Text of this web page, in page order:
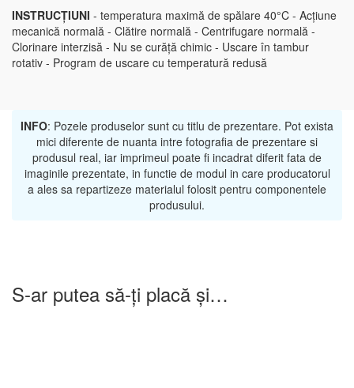
INSTRUCȚIUNI - temperatura maximă de spălare 40°C - Acțiune
mecanică normală - Clătire normală - Centrifugare normală -
Clorinare interzisă - Nu se curăță chimic - Uscare în tambur
rotativ - Program de uscare cu temperatură redusă
INFO: Pozele produselor sunt cu titlu de prezentare. Pot exista
mici diferente de nuanta intre fotografia de prezentare si
produsul real, iar imprimeul poate fi incadrat diferit fata de
imaginile prezentate, in functie de modul in care producatorul
a ales sa repartizeze materialul folosit pentru componentele
produsului.
S-ar putea să-ți placă și…